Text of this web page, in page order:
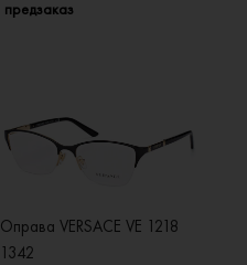
предзаказ
Оправа VERSACE VE 1218
1342